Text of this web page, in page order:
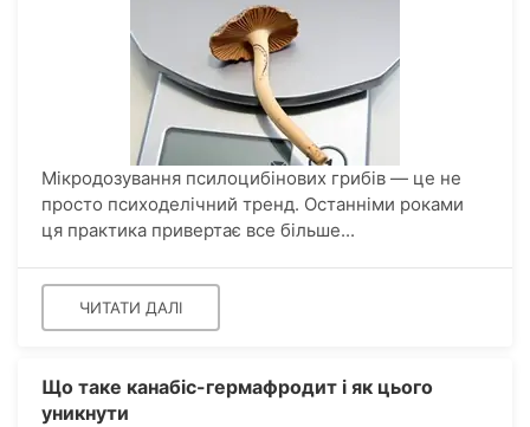
Мікродозування псилоцибінових грибів — це не
просто психоделічний тренд. Останніми роками
ця практика привертає все більше...
ЧИТАТИ ДАЛІ
Що таке канабіс-гермафродит і як цього
уникнути